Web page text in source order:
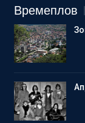
Времеплов